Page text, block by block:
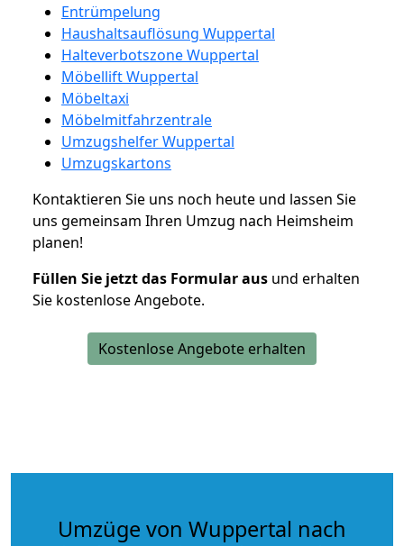
Entrümpelung
Haushaltsauflösung Wuppertal
Halteverbotszone Wuppertal
Möbellift Wuppertal
Möbeltaxi
Möbelmitfahrzentrale
Umzugshelfer Wuppertal
Umzugskartons
Kontaktieren Sie uns noch heute und lassen Sie
uns gemeinsam Ihren Umzug nach Heimsheim
planen!
Füllen Sie jetzt das Formular aus und erhalten
Sie kostenlose Angebote.
Kostenlose Angebote erhalten
Umzüge von Wuppertal nach